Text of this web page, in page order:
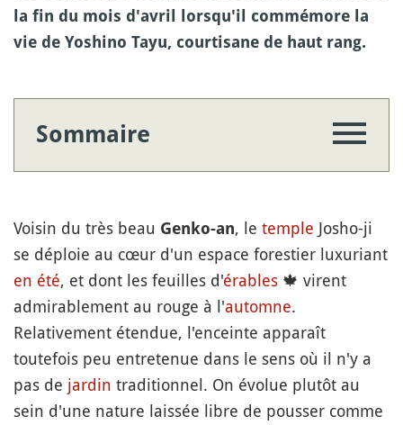
la fin du mois d'avril lorsqu'il commémore la
vie de Yoshino Tayu, courtisane de haut rang.
Sommaire
Voisin du très beau Genko-an, le temple Josho-ji
se déploie au cœur d'un espace forestier luxuriant
en été, et dont les feuilles d'érables 🍁 virent
admirablement au rouge à l'automne.
Relativement étendue, l'enceinte apparaît
toutefois peu entretenue dans le sens où il n'y a
pas de jardin traditionnel. On évolue plutôt au
sein d'une nature laissée libre de pousser comme